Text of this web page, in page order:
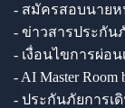
- สมัครสอบนาย
- ข่าวสารประกัน
- เงื่อนไขการผ่อ
- AI Master Room
- ประกันภัยการเ